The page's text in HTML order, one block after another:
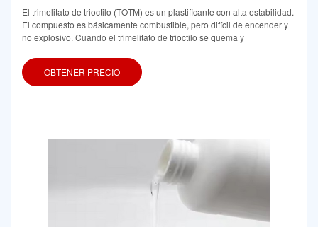
El trimelitato de trioctilo (TOTM) es un plastificante con alta estabilidad.
El compuesto es básicamente combustible, pero difícil de encender y
no explosivo. Cuando el trimelitato de trioctilo se quema y
OBTENER PRECIO